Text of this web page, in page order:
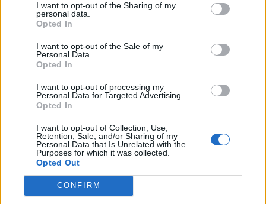
I want to opt-out of the Sharing of my
personal data.
Opted In
I want to opt-out of the Sale of my
Personal Data.
Opted In
I want to opt-out of processing my
Personal Data for Targeted Advertising.
Opted In
I want to opt-out of Collection, Use,
Retention, Sale, and/or Sharing of my
Personal Data that Is Unrelated with the
Purposes for which it was collected.
Opted Out
CONFIRM
FŐTÉR
A Román Rendőrség azt üzeni,
semmiképpen ne higgyenek a Román
Rendőrségnek – hírmix
További híreink: sziklát akart a Dunába robbantani a
hadsereg, egyelőre sikertelenül, az illetékes szerint